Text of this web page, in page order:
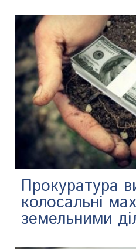
Прокуратура
колосальні
земельними